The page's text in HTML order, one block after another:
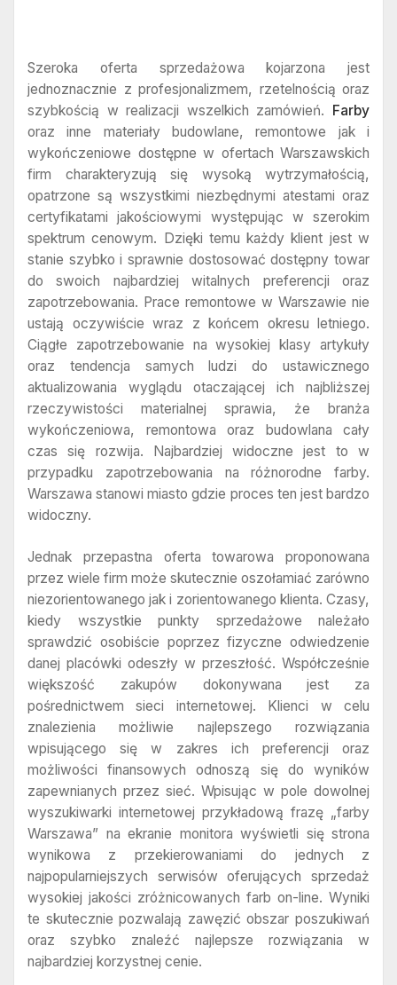
Szeroka oferta sprzedażowa kojarzona jest
jednoznacznie z profesjonalizmem, rzetelnością oraz
szybkością w realizacji wszelkich zamówień. Farby
oraz inne materiały budowlane, remontowe jak i
wykończeniowe dostępne w ofertach Warszawskich
firm charakteryzują się wysoką wytrzymałością,
opatrzone są wszystkimi niezbędnymi atestami oraz
certyfikatami jakościowymi występując w szerokim
spektrum cenowym. Dzięki temu każdy klient jest w
stanie szybko i sprawnie dostosować dostępny towar
do swoich najbardziej witalnych preferencji oraz
zapotrzebowania. Prace remontowe w Warszawie nie
ustają oczywiście wraz z końcem okresu letniego.
Ciągłe zapotrzebowanie na wysokiej klasy artykuły
oraz tendencja samych ludzi do ustawicznego
aktualizowania wyglądu otaczającej ich najbliższej
rzeczywistości materialnej sprawia, że branża
wykończeniowa, remontowa oraz budowlana cały
czas się rozwija. Najbardziej widoczne jest to w
przypadku zapotrzebowania na różnorodne farby.
Warszawa stanowi miasto gdzie proces ten jest bardzo
widoczny.
Jednak przepastna oferta towarowa proponowana
przez wiele firm może skutecznie oszołamiać zarówno
niezorientowanego jak i zorientowanego klienta. Czasy,
kiedy wszystkie punkty sprzedażowe należało
sprawdzić osobiście poprzez fizyczne odwiedzenie
danej placówki odeszły w przeszłość. Współcześnie
większość zakupów dokonywana jest za
pośrednictwem sieci internetowej. Klienci w celu
znalezienia możliwie najlepszego rozwiązania
wpisującego się w zakres ich preferencji oraz
możliwości finansowych odnoszą się do wyników
zapewnianych przez sieć. Wpisując w pole dowolnej
wyszukiwarki internetowej przykładową frazę „farby
Warszawa” na ekranie monitora wyświetli się strona
wynikowa z przekierowaniami do jednych z
najpopularniejszych serwisów oferujących sprzedaż
wysokiej jakości zróżnicowanych farb on-line. Wyniki
te skutecznie pozwalają zawęzić obszar poszukiwań
oraz szybko znaleźć najlepsze rozwiązania w
najbardziej korzystnej cenie.